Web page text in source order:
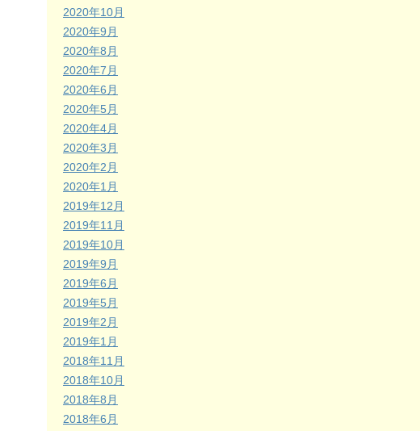
2020年10月
2020年9月
2020年8月
2020年7月
2020年6月
2020年5月
2020年4月
2020年3月
2020年2月
2020年1月
2019年12月
2019年11月
2019年10月
2019年9月
2019年6月
2019年5月
2019年2月
2019年1月
2018年11月
2018年10月
2018年8月
2018年6月